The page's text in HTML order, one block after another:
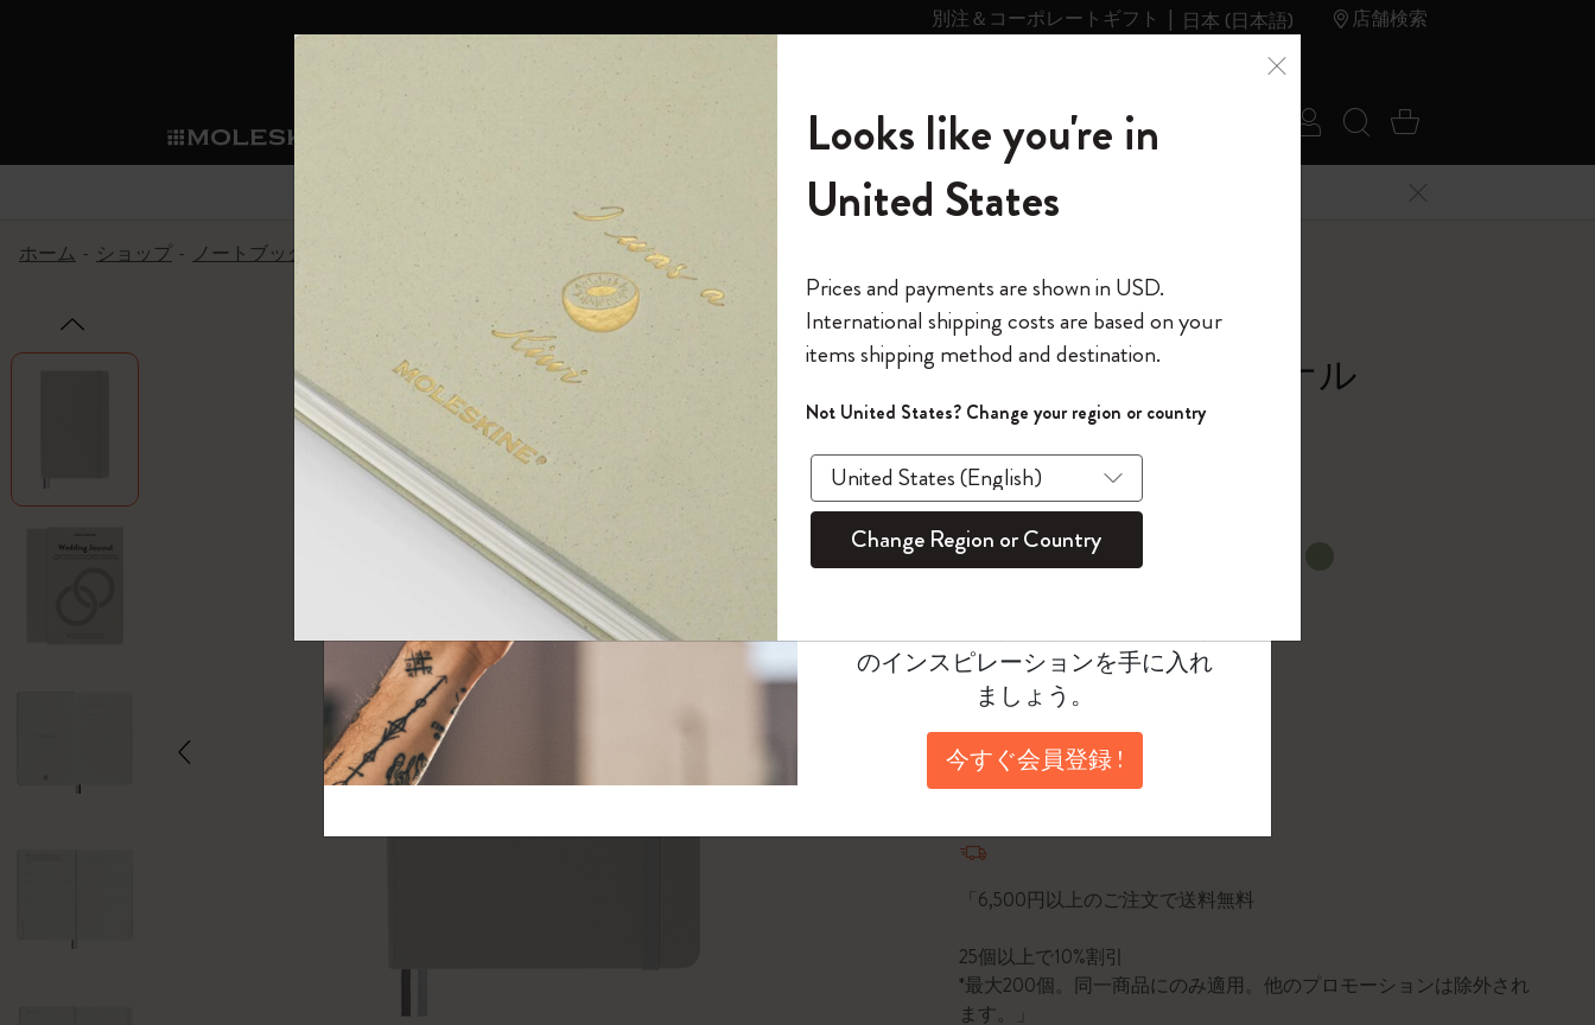
別注＆コーポレートギフト 日本 (日本語) 店舗検索
ショ
ノートブック
ノートブック
The Original Notebook
ミニノートブックチャーム
カイエ ＆ ジャーナル
セット
パッションジャーナル
スチューデントカイエジャーナル
サブカテゴリ
ダイアリー
パーソナル・ダイアリー
12カ月ダイアリー
15ヶ月プランナー
ウィークリープランナー
デイリープランナー
マンスリープランナー
ライフプランナー・コレクション
モレスキンスマート
サブカテゴリ
すべて見る
スマートライティング・システム
モレスキンスマートスマートとは
アプリ・サービス
ライティングツール
サブカテゴリ
モレスキンスマート
Blackwing x モレスキン
Kaweco x モレスキン
ペン & ペンシル
限定版ノートブック
Reframe サングラス
ムーミン コレクション
キム・ジョンギコレクション
「Alice's Adventures in Wonderland」コレ
『ロード・オブ・ザ・リング』コレク
カラーパターン ノートブック
サクラコレクション
馬年コレクション
キム・ジョンギコレクション
Impressions of Impressionism コレクショ
ン
カサ・バトリョ 限定版コレクション
ゴッホ美術館
すべて見る
バックパック
限定版バックパック
Shopper paper – made Collection
アートを愛する方への贈り物
プロフェッショナルへの贈り物
ミニマリストへの贈り物
マキシマリストへの贈り物
健康を愛する方への贈り物です
趣味を愛する方へのギフト
サブカテゴリ
カントリー・テーマ・ピンズ・コレク
ション
サブカテゴリ
プライドをいつも胸に
Mardi Mercredi × モレスキン
スマートライティング・シス
サブカテゴリ
スマートライティング・システム
スマートノートブック
スマートダイアリー
モレスキンスマートスマート
アプリ・サービス
サブカテゴリ
Notes
モレスキン Journal
モレスキン Planner
パーソナライズサ
ービス
サブカテゴリ
カスタムダイアリー
カスタムノートブック
和紙テープ
ミニノートブックチャーム
別注＆コーポレートギフト
リー
の世界
サブカテゴリ
モレスキンメンバーシップ
我々の歴史
モレスキンのマニフェスト
ペンと紙の力
持続可能な創造性
ール
ログイン
今すぐメンバー登録
ウェルカムオファー: 次回のご購入時に10% オフと送料無料
通常特典: パーソナライズの2冊ご購入で1冊無料
バースデー特典: 1回限りの割引（1ヶ月有効）
先行プレビュー: 新作コレクションへの先行アクセス
伝説的なお得情報: 会員限定の特別サプライズ
セールへの早期アクセス: お得な情報をいち早くチェック
モレスキン限定イベント: 優先アクセス
返品期間の延長: 1ヶ月間
モレスキンの世界へようこそ
*メールアドレス
パスワードを表示
*パスワード
このデバイスで情報を保存する
ログイン
検索 (キーワード
カート 0 アイ
6,500円以上のご購入で送料無料 メニューを閉じる
ホーム ショップ ノートブック パッションジャーナル パッション ジャーナル
パッション ジャーナル
ウェディング
¥ 5,940
選択済
*選択したカラー
Large 13x21 cm
数量
数量が1に更新されました
「6,500円以上のご注文で送料無料
25個以上で10%割引
*最大200個。同一商品にのみ適用。他のプロモーションは除外され
ます。」
モレスキンの世界へようこそ
今すぐ会員登録して、コード
「WELCOME10」を入力すると、初
回注文が10%オフ＋送料無料になり
ます。セール・アウトレット品は
適用外。
のインスピレーションを手に入れ
ましょう。
今すぐ会員登録 !
Looks like you're in
United States
Prices and payments are shown in USD.
International shipping costs are based on your
items shipping method and destination.
Not United States? Change your region or country
Change Region or Country